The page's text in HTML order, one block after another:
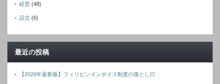
経営 (48)
設立 (6)
最近の投稿
【2026年最新版】フィリピンインボイス制度の落とし穴